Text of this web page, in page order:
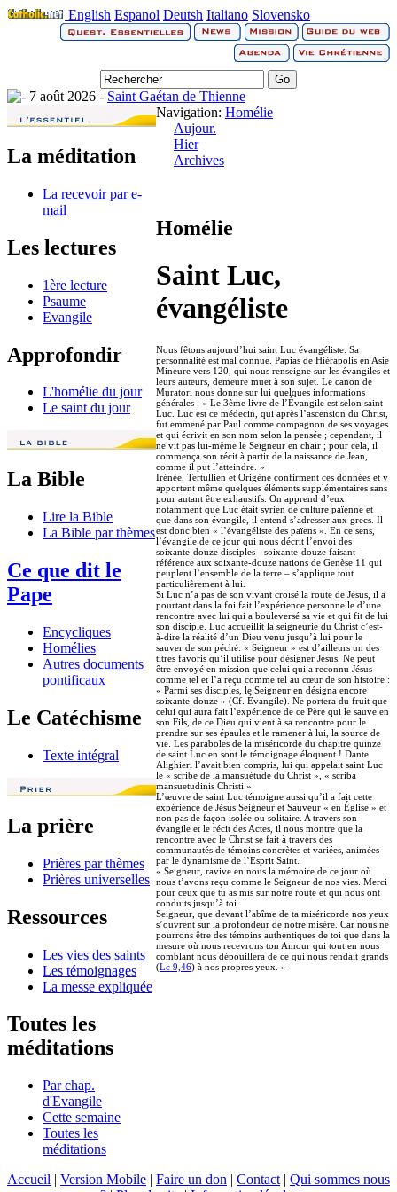
English Espanol Deutsh Italiano Slovensko
7 août 2026 - Saint Gaétan de Thienne
La méditation
La recevoir par e-
mail
Les lectures
1ère lecture
Psaume
Evangile
Approfondir
L'homélie du jour
Le saint du jour
La Bible
Lire la Bible
La Bible par thèmes
Ce que dit le
Pape
Encycliques
Homélies
Autres documents
pontificaux
Le Catéchisme
Texte intégral
La prière
Prières par thèmes
Prières universelles
Ressources
Les vies des saints
Les témoignages
La messe expliquée
Toutes les
méditations
Par chap.
d'Evangile
Cette semaine
Toutes les
méditations
Navigation: Homélie
Aujour.
Hier
Archives
Homélie
Saint Luc,
évangéliste
Nous fêtons aujourd’hui saint Luc évangéliste. Sa
personnalité est mal connue. Papias de Hiérapolis en Asie
Mineure vers 120, qui nous renseigne sur les évangiles et
leurs auteurs, demeure muet à son sujet. Le canon de
Muratori nous donne sur lui quelques informations
générales : « Le 3ème livre de l’Évangile est selon saint
Luc. Luc est ce médecin, qui après l’ascension du Christ,
fut emmené par Paul comme compagnon de ses voyages
et qui écrivit en son nom selon la pensée ; cependant, il
ne vit pas lui-même le Seigneur en chair ; pour cela, il
commença son récit à partir de la naissance de Jean,
comme il put l’atteindre. »
Irénée, Tertullien et Origène confirment ces données et y
apportent même quelques éléments supplémentaires sans
pour autant être exhaustifs. On apprend d’eux
notamment que Luc était syrien de culture païenne et
que dans son évangile, il entend s’adresser aux grecs. Il
est donc bien « l’évangéliste des païens ». En ce sens,
l’évangile de ce jour qui nous décrit l’envoi des
soixante-douze disciples - soixante-douze faisant
référence aux soixante-douze nations de Genèse 11 qui
peuplent l’ensemble de la terre – s’applique tout
particulièrement à lui.
Si Luc n’a pas de son vivant croisé la route de Jésus, il a
pourtant dans la foi fait l’expérience personnelle d’une
rencontre avec lui qui a bouleversé sa vie et qui fit de lui
son disciple. Luc accueillit la seigneurie du Christ c’est-
à-dire la réalité d’un Dieu venu jusqu’à lui pour le
sauver de son péché. « Seigneur » est d’ailleurs un des
titres favoris qu’il utilise pour désigner Jésus. Ne peut
être envoyé en mission que celui qui a reconnu Jésus
comme tel et l’a reçu comme tel au cœur de son histoire :
« Parmi ses disciples, le Seigneur en désigna encore
soixante-douze » (Cf. Évangile). Ne portera du fruit que
celui qui aura fait l’expérience de ce Père qui le sauve en
son Fils, de ce Dieu qui vient à sa rencontre pour le
prendre sur ses épaules et le ramener à lui, la source de
vie. Les paraboles de la miséricorde du chapitre quinze
de saint Luc en sont le témoignage éloquent ! Dante
Alighieri l’avait bien compris, lui qui appelait saint Luc
le « scribe de la mansuétude du Christ », « scriba
mansuetudinis Christi ».
L’œuvre de saint Luc témoigne aussi qu’il a fait cette
expérience de Jésus Seigneur et Sauveur « en Église » et
non pas de façon isolée ou solitaire. A travers son
évangile et le récit des Actes, il nous montre que la
rencontre avec le Christ se fait à travers des
communautés de témoins concrètes et variées, animées
par le dynamisme de l’Esprit Saint.
« Seigneur, ravive en nous la mémoire de ce jour où
nous t’avons reçu comme le Seigneur de nos vies. Merci
pour ceux que tu as mis sur notre route et qui nous ont
conduits jusqu’à toi.
Seigneur, que devant l’abîme de ta miséricorde nos yeux
s’ouvrent sur la profondeur de notre misère. Car nous ne
pourrons être des témoins authentiques de toi que dans la
mesure où nous recevrons ton Amour qui tout en nous
comblant nous dépouillera de ce qui nous rendait grands
(Lc 9,46) à nos propres yeux. »
Accueil | Version Mobile | Faire un don | Contact | Qui sommes nous